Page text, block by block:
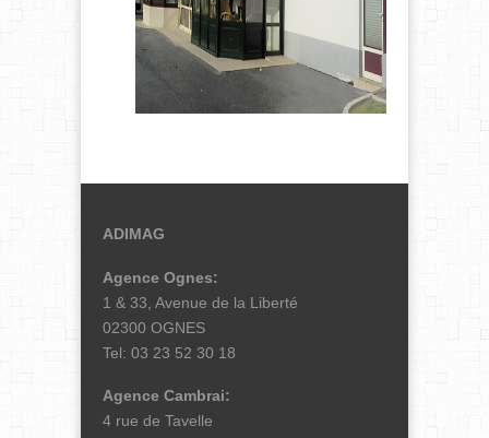
ADIMAG
Agence Ognes:
1 & 33, Avenue de la Liberté
02300 OGNES
Tel: 03 23 52 30 18
Agence Cambrai:
4 rue de Tavelle